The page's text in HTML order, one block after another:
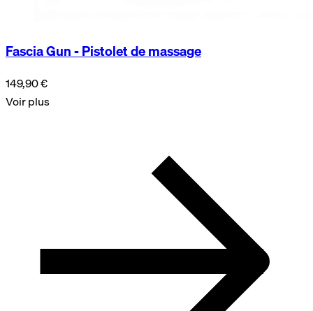
Fascia Gun - Pistolet de massage
149,90 €
Voir plus